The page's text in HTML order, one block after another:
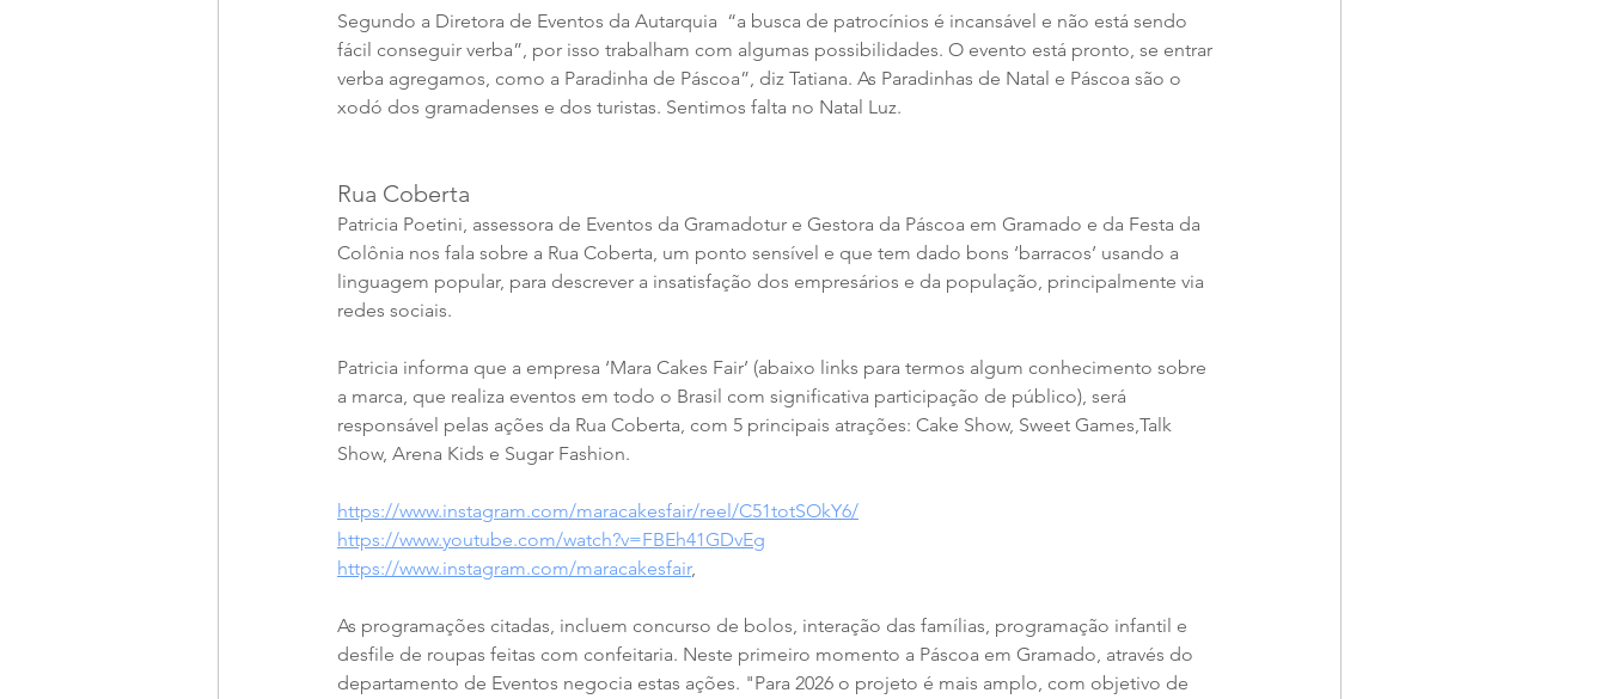
Segundo a Diretora de Eventos da Autarquia  “a busca de patrocínios é incansável e não está sendo
fácil conseguir verba”, por isso trabalham com algumas possibilidades. O evento está pronto, se entrar
verba agregamos, como a Paradinha de Páscoa”, diz Tatiana. As Paradinhas de Natal e Páscoa são o
xodó dos gramadenses e dos turistas. Sentimos falta no Natal Luz.
Rua Coberta
Patricia Poetini, assessora de Eventos da Gramadotur e Gestora da Páscoa em Gramado e da Festa da
Colônia nos fala sobre a Rua Coberta, um ponto sensível e que tem dado bons ‘barracos’ usando a
linguagem popular, para descrever a insatisfação dos empresários e da população, principalmente via
redes sociais.
Patricia informa que a empresa ‘Mara Cakes Fair’ (abaixo links para termos algum conhecimento sobre
a marca, que realiza eventos em todo o Brasil com significativa participação de público), será
responsável pelas ações da Rua Coberta, com 5 principais atrações: Cake Show, Sweet Games,Talk
Show, Arena Kids e Sugar Fashion.
https://www.instagram.com/maracakesfair/reel/C51totSOkY6/
https://www.youtube.com/watch?v=FBEh41GDvEg
https://www.instagram.com/maracakesfair,
As programações citadas, incluem concurso de bolos, interação das famílias, programação infantil e
desfile de roupas feitas com confeitaria. Neste primeiro momento a Páscoa em Gramado, através do
departamento de Eventos negocia estas ações. "Para 2026 o projeto é mais amplo, com objetivo de